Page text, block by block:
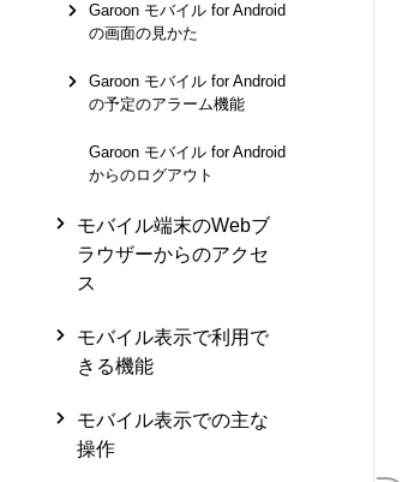
Garoon モバイル for Android
の画面の見かた
Garoon モバイル for Android
の予定のアラーム機能
Garoon モバイル for Android
からのログアウト
モバイル端末のWebブ
ラウザーからのアクセ
ス
モバイル表示で利用で
きる機能
モバイル表示での主な
操作